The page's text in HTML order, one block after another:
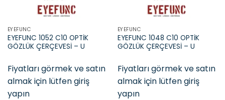
EYEFUNC
EYEFUNC 1052 C10 OPTİK
GÖZLÜK ÇERÇEVESİ – U
Fiyatları görmek ve satın
almak için lütfen giriş
yapın
EYEFUNC
EYEFUNC 1048 C10 OPTİK
GÖZLÜK ÇERÇEVESİ – U
Fiyatları görmek ve satın
almak için lütfen giriş
yapın